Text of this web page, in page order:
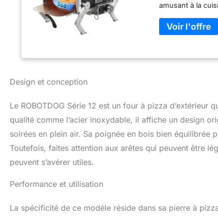
amusant à la
UNIFORME】 :
automatique à
LA
cuire des pizzas,
barbecue,
ÉCOLOGIQUE
des
Design et conception
Le ROBOTDOG Série 12 est un four à pizza
qualité comme l’acier inoxydable, il affiche un design
soirées en plein air. Sa poignée en bois bien
Toutefois, faites attention aux arêtes qui peuvent être
peuvent s’avérer utiles.
Performance et utilisation
La spécificité de ce modèle réside dans sa pierre à